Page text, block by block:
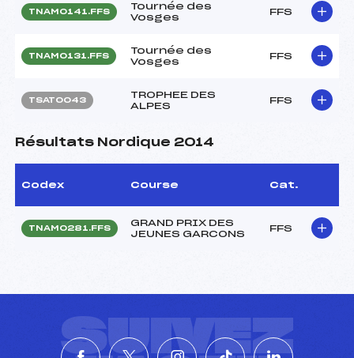
TNAM0141.FFS
Tournée des
Vosges
FFS
TNAM0131.FFS
Tournée des
Vosges
FFS
TSAT0043
TROPHEE DES
ALPES
FFS
Résultats Nordique 2014
Codex Course Cat.
TNAM0281.FFS
GRAND PRIX DES
JEUNES GARCONS
FFS
SUIVEZ